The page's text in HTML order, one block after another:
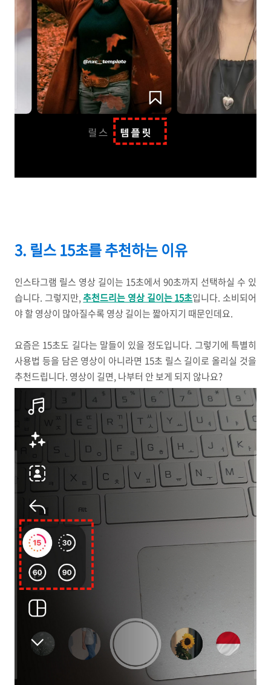
3. 릴스 15초를 추천하는 이유
인스타그램 릴스 영상 길이는 15초에서 90초까지 선택하실 수 있
습니다. 그렇지만,추천드리는 영상 길이는 15초입니다. 소비되어
야 할 영상이 많아질수록 영상 길이는 짧아지기 때문인데요.
요즘은 15초도 길다는 말들이 있을 정도입니다. 그렇기에 특별히
사용법 등을 담은 영상이 아니라면 15초 릴스 길이로 올리실 것을
추천드립니다. 영상이 길면, 나부터 안 보게 되지 않나요?